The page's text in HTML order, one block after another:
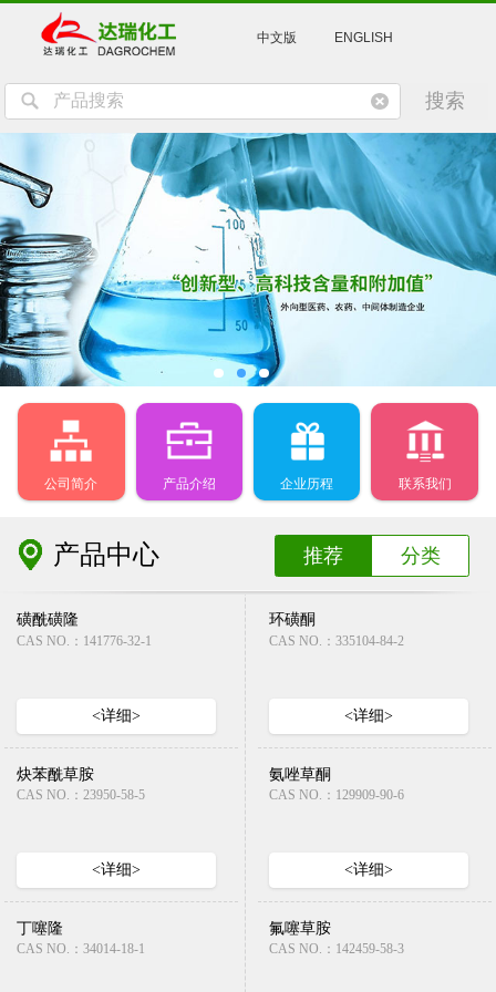
中文版 ENGLISH
公司简介 产品介绍 企业历程 联系我们
产品中心 推荐 分类
磺酰磺隆
CAS NO.：141776-32-1
<详细>
环磺酮
CAS NO.：335104-84-2
<详细>
炔苯酰草胺
CAS NO.：23950-58-5
<详细>
氨唑草酮
CAS NO.：129909-90-6
<详细>
丁噻隆
CAS NO.：34014-18-1
氟噻草胺
CAS NO.：142459-58-3